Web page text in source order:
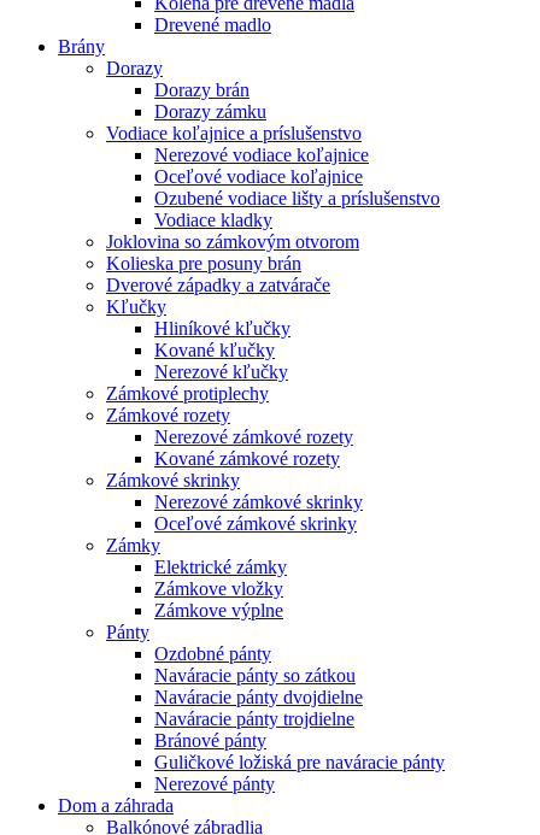
Drevené madlo
Brány
Dorazy
Dorazy brán
Dorazy zámku
Vodiace koľajnice a príslušenstvo
Nerezové vodiace koľajnice
Oceľové vodiace koľajnice
Ozubené vodiace lišty a príslušenstvo
Vodiace kladky
Joklovina so zámkovým otvorom
Kolieska pre posuny brán
Dverové západky a zatvárače
Kľučky
Hliníkové kľučky
Kované kľučky
Nerezové kľučky
Zámkové protiplechy
Zámkové rozety
Nerezové zámkové rozety
Kované zámkové rozety
Zámkové skrinky
Nerezové zámkové skrinky
Oceľové zámkové skrinky
Zámky
Elektrické zámky
Zámkove vložky
Zámkove výplne
Pánty
Ozdobné pánty
Naváracie pánty so zátkou
Naváracie pánty dvojdielne
Naváracie pánty trojdielne
Bránové pánty
Guličkové ložiská pre naváracie pánty
Nerezové pánty
Dom a záhrada
Balkónové zábradlia